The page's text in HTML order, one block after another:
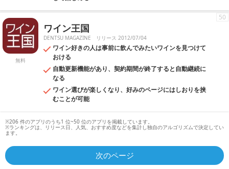
無料
ワイン王国
DENTSU MAGAZINE リリース 2012/07/04
ワイン好きの人は事前に飲んでみたいワインを見つけて
おける
自動更新機能があり、契約期間が終了すると自動継続に
なる
ワイン選びが楽しくなり、好みのページにはしおりを挟
むことが可能
50
※206 件のアプリのうち1 位~50 位のアプリを掲載しています。
※ランキングは、リリース日、人気、おすすめ度などを集計し独自のアルゴリズムで決定してい
ます。
次のページ